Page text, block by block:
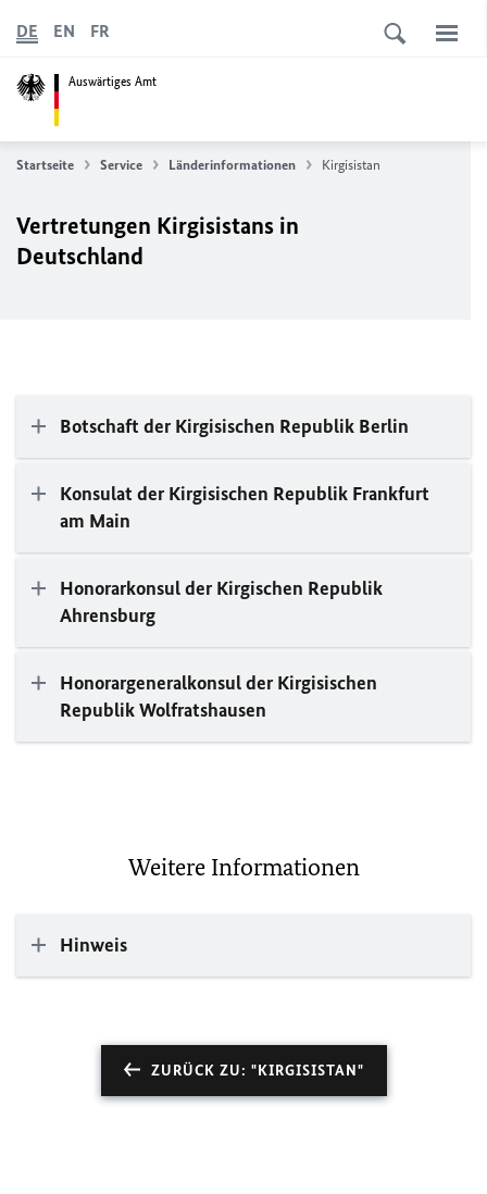
Auswärtiges Amt
DE EN FR
Startseite Service Länderinformationen Kirgisistan
Vertretungen Kirgisistans in
Deutschland
Botschaft der Kirgisischen Republik Berlin
Konsulat der Kirgisischen Republik Frankfurt
am Main
Honorarkonsul der Kirgischen Republik
Ahrensburg
Honorargeneralkonsul der Kirgisischen
Republik Wolfratshausen
Weitere Informationen
Hinweis
ZURÜCK ZU: "KIRGISISTAN"